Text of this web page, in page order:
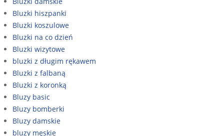
Bluzki hiszpanki
Bluzki koszulowe
Bluzki na co dzień
Bluzki wizytowe
bluzki z długim rękawem
Bluzki z falbaną
Bluzki z koronką
Bluzy basic
Bluzy bomberki
Bluzy damskie
bluzy męskie